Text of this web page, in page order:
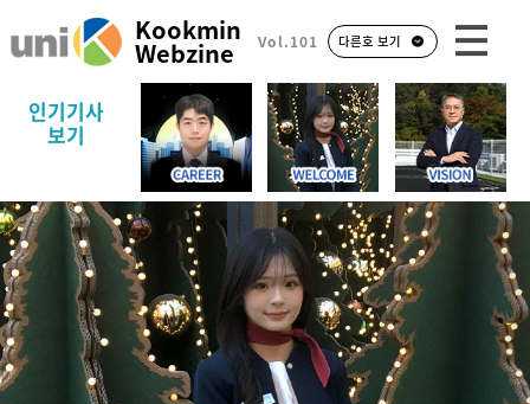
Kookmin
Webzine
Vol.101 다른호 보기
인기기사
보기